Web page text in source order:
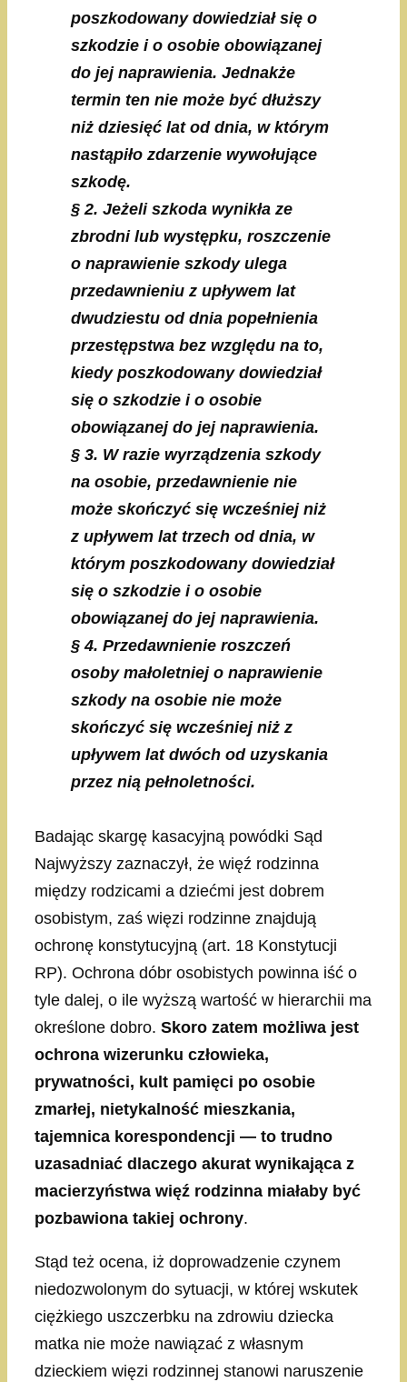
poszkodowany dowiedział się o
szkodzie i o osobie obowiązanej
do jej naprawienia. Jednakże
termin ten nie może być dłuższy
niż dziesięć lat od dnia, w którym
nastąpiło zdarzenie wywołujące
szkodę.
§ 2. Jeżeli szkoda wynikła ze
zbrodni lub występku, roszczenie
o naprawienie szkody ulega
przedawnieniu z upływem lat
dwudziestu od dnia popełnienia
przestępstwa bez względu na to,
kiedy poszkodowany dowiedział
się o szkodzie i o osobie
obowiązanej do jej naprawienia.
§ 3. W razie wyrządzenia szkody
na osobie, przedawnienie nie
może skończyć się wcześniej niż
z upływem lat trzech od dnia, w
którym poszkodowany dowiedział
się o szkodzie i o osobie
obowiązanej do jej naprawienia.
§ 4. Przedawnienie roszczeń
osoby małoletniej o naprawienie
szkody na osobie nie może
skończyć się wcześniej niż z
upływem lat dwóch od uzyskania
przez nią pełnoletności.
Badając skargę kasacyjną powódki Sąd
Najwyższy zaznaczył, że więź rodzinna
między rodzicami a dziećmi jest dobrem
osobistym, zaś więzi rodzinne znajdują
ochronę konstytucyjną (art. 18 Konstytucji
RP). Ochrona dóbr osobistych powinna iść o
tyle dalej, o ile wyższą wartość w hierarchii ma
określone dobro. Skoro zatem możliwa jest
ochrona wizerunku człowieka,
prywatności, kult pamięci po osobie
zmarłej, nietykalność mieszkania,
tajemnica korespondencji — to trudno
uzasadniać dlaczego akurat wynikająca z
macierzyństwa więź rodzinna miałaby być
pozbawiona takiej ochrony.
Stąd też ocena, iż doprowadzenie czynem
niedozwolonym do sytuacji, w której wskutek
ciężkiego uszczerbku na zdrowiu dziecka
matka nie może nawiązać z własnym
dzieckiem więzi rodzinnej stanowi naruszenie